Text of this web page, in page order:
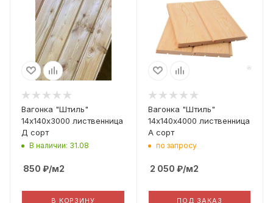
Профиль
Штиль
Толщина
Сорт Дерева
Фактическая ширина
(Рабочая ширина)
140
Вагонка "Штиль"
14х140х3000 лиственница
Д сорт
В наличии: 31.08
850 ₽/м2
В КОРЗИНУ
Профиль
Штиль
Толщина
14
Сорт Дерева
Фактическая ширина
(Рабочая ширина)
140
Вагонка "Штиль"
14х140х4000 лиственница
А сорт
по запросу
2 050 ₽/м2
ПОД ЗАКАЗ